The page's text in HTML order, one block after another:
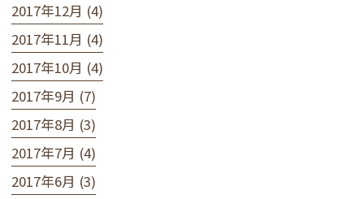
2017年12月 (4)
2017年11月 (4)
2017年10月 (4)
2017年9月 (7)
2017年8月 (3)
2017年7月 (4)
2017年6月 (3)